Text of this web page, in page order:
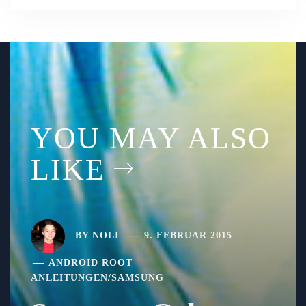
YOU MAY ALSO
LIKE
BY NOLI 9. FEBRUAR 2015
ANDROID ROOT
ANLEITUNGEN/SAMSUNG